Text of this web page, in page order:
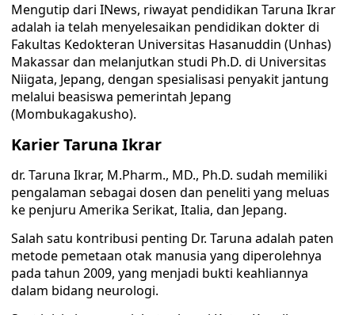
Mengutip dari INews, riwayat pendidikan Taruna Ikrar
adalah ia telah menyelesaikan pendidikan dokter di
Fakultas Kedokteran Universitas Hasanuddin (Unhas)
Makassar dan melanjutkan studi Ph.D. di Universitas
Niigata, Jepang, dengan spesialisasi penyakit jantung
melalui beasiswa pemerintah Jepang
(Mombukagakusho).
Karier Taruna Ikrar
dr. Taruna Ikrar, M.Pharm., MD., Ph.D. sudah memiliki
pengalaman sebagai dosen dan peneliti yang meluas
ke penjuru Amerika Serikat, Italia, dan Jepang.
Salah satu kontribusi penting Dr. Taruna adalah paten
metode pemetaan otak manusia yang diperolehnya
pada tahun 2009, yang menjadi bukti keahliannya
dalam bidang neurologi.